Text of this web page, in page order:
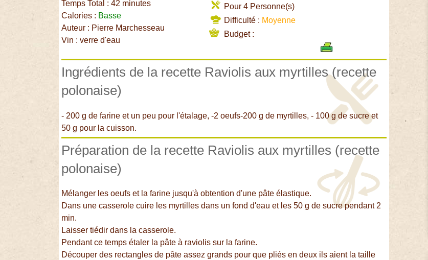
Temps Total : 42 minutes
Calories : Basse
Auteur : Pierre Marchesseau
Vin : verre d'eau
Pour 4 Personne(s)
Difficulté : Moyenne
Budget :
Ingrédients de la recette Raviolis aux myrtilles (recette
polonaise)
- 200 g de farine et un peu pour l'étalage, -2 oeufs-200 g de myrtilles, - 100 g de sucre et
50 g pour la cuisson.
Préparation de la recette Raviolis aux myrtilles (recette
polonaise)
Mélanger les oeufs et la farine jusqu'à obtention d'une pâte élastique.
Dans une casserole cuire les myrtilles dans un fond d'eau et les 50 g de sucre pendant 2
min.
Laisser tiédir dans la casserole.
Pendant ce temps étaler la pâte à raviolis sur la farine.
Découper des rectangles de pâte assez grands pour que pliés en deux ils aient la taille